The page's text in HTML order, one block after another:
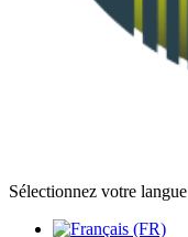
Sélectionnez votre langue